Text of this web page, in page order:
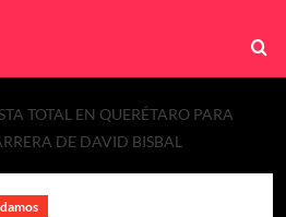
TOTAL EN QUERÉTARO PARA
DE DAVID BISBAL